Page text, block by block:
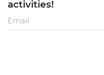
activities!